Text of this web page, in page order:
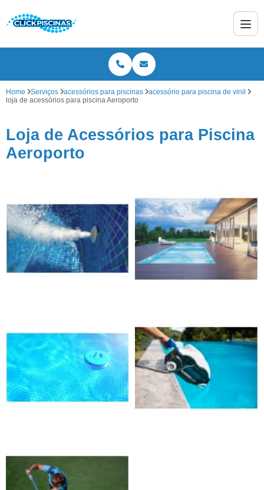
Home Serviços acessórios para piscinas
acessório para piscina de vinil
loja de acessórios para piscina Aeroporto
Loja de Acessórios para Piscina
Aeroporto